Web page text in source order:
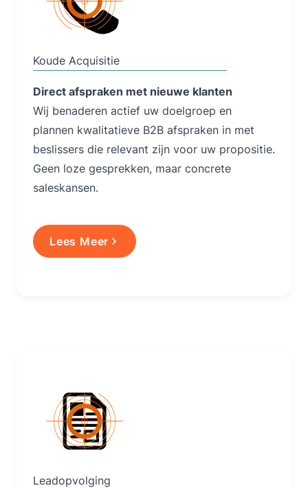
Koude Acquisitie
Direct afspraken met nieuwe klanten
Wij benaderen actief uw doelgroep en
plannen kwalitatieve B2B afspraken in met
beslissers die relevant zijn voor uw propositie.
Geen loze gesprekken, maar concrete
saleskansen.
Lees Meer
Leadopvolging